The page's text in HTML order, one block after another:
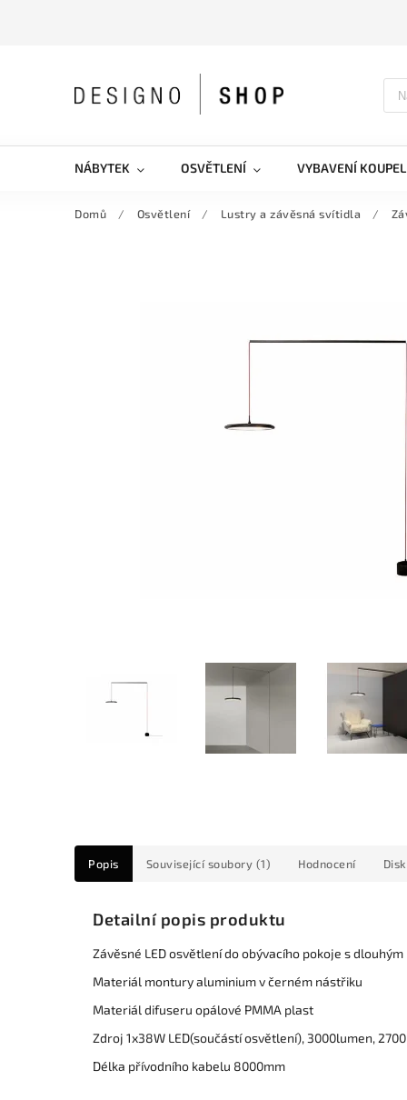
NÁBYTEK OSVĚTLENÍ VYBAVENÍ
Domů / Osvětlení / Lustry a závěsná svítidla /
Popis Související soubory (1) Hodnocení
Detailní popis produktu
Závěsné LED osvětlení do obývacího pokoje s
Materiál montury aluminium v černém nástřiku
Materiál difuseru opálové PMMA plast
Zdroj 1x38W LED(součástí osvětlení), 3000lumen,
Délka přívodního kabelu 8000mm